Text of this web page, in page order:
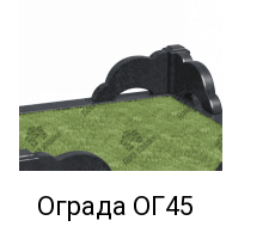
Ограда ОГ45